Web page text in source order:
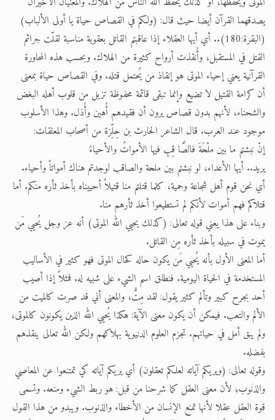
يصدقهما القرآن أيضا حيث قال: (ولكم في القصاص حياة يا أولى الألباب)
(البقرة:180).. أي أيها العقلاء إذا عاقبتم القاتل بعقوبة مناسبة لقلّت جرائم
القتل في المستقبل، وأُنقذت أرواح كثيرة من الهلاك. وبحسب هذه المحاورة
القرآنية يعني إحياء الموتى هو إنقاذ من يُحتمل قتله. وفي القصاص حياة بمعنى
أن كرامة القتيل لا تضيع وإنما تبقى قائمة محفوظة تزيل من قلوب أهله البغض
والشحناء، لأنهم بدون قصاص يرون أن فقيدهم أُهين وأُذل. وهذا الأسلوب
موجود عند العرب. قال الشاعر الحارث بن حِلِّزة من أصحاب المعلقات:
إنْ نبشتم ما بين ملْحَةَ فالصَّا قِبِ فيها الأمواتُ والأحياءُ
يريد.. أيها الأعداء، لو نبشتم بين ملحة والصاقب لوجدتم هناك أمواتاً وأحياء.
أي نحن قوم أهل شجاعة وحمية، كلما قتلتم منا قتيلاً أحييناه بأخذ ثأره منكم. أما
قتلاكم فهم أموات لأنكم لم تستطيعوا أخذ ثأرهم منا.
وبناء على هذا يعني قوله تعالى: (كذلك يحيي الله الموتى) أنه عز وجل يُحيي مَن
يموت في سبيله بأخذ ثأره مِن القاتل.
أما المعنى الأول بأنه يُحيي مَن يكون حاله كحال الموتى فهو كثير في الأساليب
المستخدمة في الحياة اليومية. فنطلق اسم الشيء على شبيه له. فمثلاً إذا أصيب
أحد بجرح كبير وتألم كثير يقول: لقد مِتُّ، والمعنى أني قد صرت كالميت من
الألم والتعب. فيمكن أن يكون معنى الآية: هكذا يُحيي الله الذين يكونون كالموتى،
ولم يبق أمل في حياتهم. تجزم العلوم الدنيوية بهلاكهم ولكن الله تعالى ينقذهم
بفضله.
وقوله تعالى: (ويريكم آياته لعلكم تعقلون) أي يريكم آياته كي تمتنعوا عن المعاصي
والذنوب؛ لأن معنى العقل كما شرحنا من قبل: هو ربط الشيء ومنعه. وتسمى
قوة العقل عقلا لأنها تمنع الإنسان من الأخطاء والذنوب. ويبدو من هذا القول